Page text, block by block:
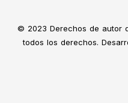
© 2023 Derechos de autor
todos los derechos.